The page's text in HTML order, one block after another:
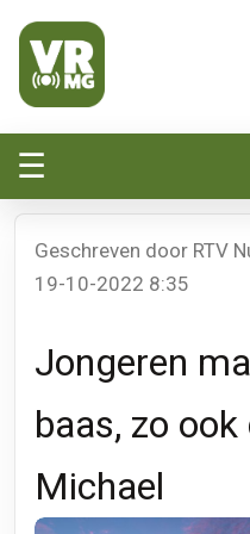
☰
Geschreven door RTV
19-10-2022 8:35
Jongeren
baas, zo
Michael